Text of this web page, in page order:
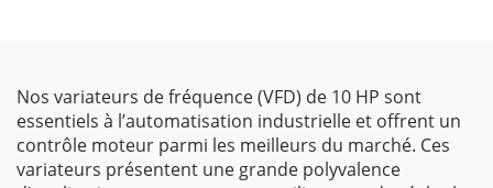
Nos variateurs de fréquence (VFD) de 10 HP sont
essentiels à l’automatisation industrielle et offrent un
contrôle moteur parmi les meilleurs du marché. Ces
variateurs présentent une grande polyvalence